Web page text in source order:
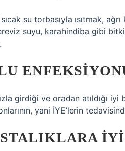
su torbasıyla ısıtmak,
suyu, karahindiba gibi
girdiği ve oradan atıldığı
yani İYE’lerin